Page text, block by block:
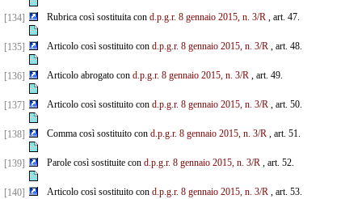
[134] Rubrica così sostituita con d.p.g.r. 8 gennaio 2015, n. 3/R, art. 47.
[135] Articolo così sostituito con d.p.g.r. 8 gennaio 2015, n. 3/R, art. 48.
[136] Articolo abrogato con d.p.g.r. 8 gennaio 2015, n. 3/R, art. 49.
[137] Articolo così sostituito con d.p.g.r. 8 gennaio 2015, n. 3/R, art. 50.
[138] Comma così sostituito con d.p.g.r. 8 gennaio 2015, n. 3/R, art. 51.
[139] Parole così sostituite con d.p.g.r. 8 gennaio 2015, n. 3/R, art. 52.
[140] Articolo così sostituito con d.p.g.r. 8 gennaio 2015, n. 3/R, art. 53.